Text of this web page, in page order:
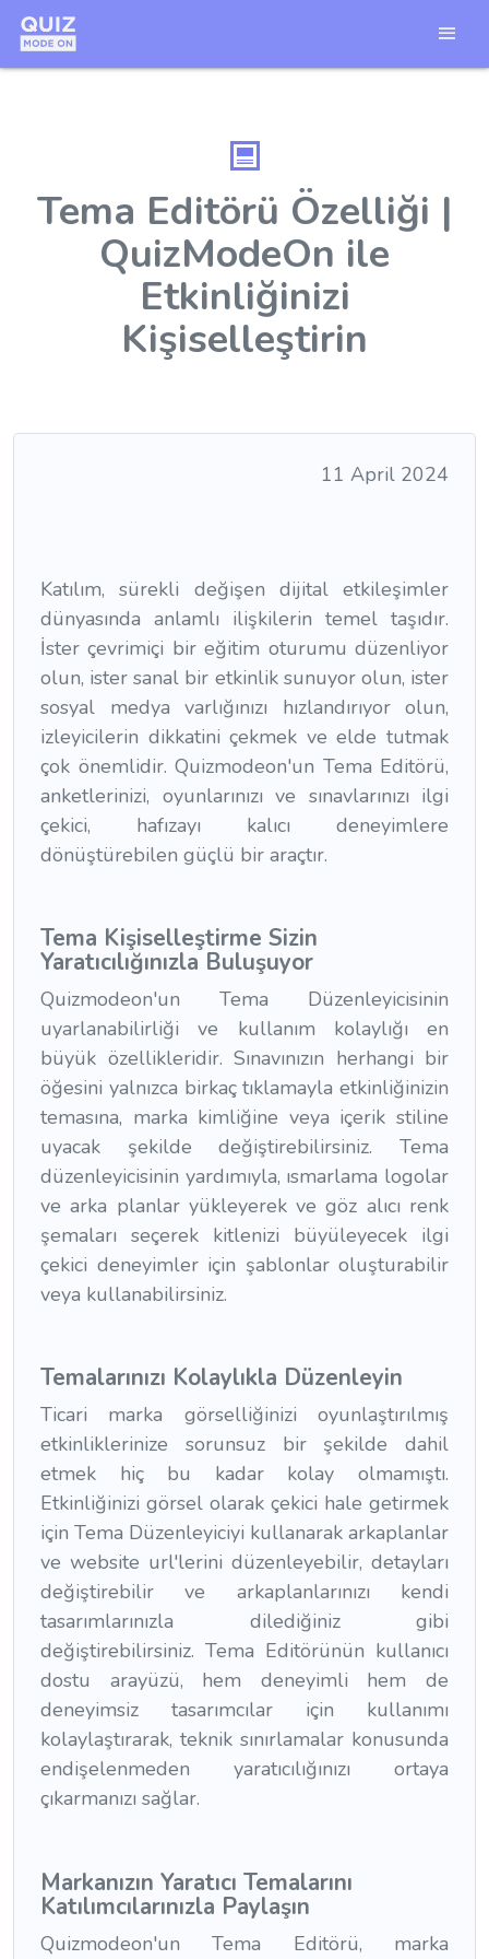
Tema Editörü Özelliği |
QuizModeOn ile
Etkinliğinizi
Kişiselleştirin
11 April 2024
Katılım, sürekli değişen dijital etkileşimler
dünyasında anlamlı ilişkilerin temel taşıdır.
İster çevrimiçi bir eğitim oturumu düzenliyor
olun, ister sanal bir etkinlik sunuyor olun, ister
sosyal medya varlığınızı hızlandırıyor olun,
izleyicilerin dikkatini çekmek ve elde tutmak
çok önemlidir. Quizmodeon'un Tema Editörü,
anketlerinizi, oyunlarınızı ve sınavlarınızı ilgi
çekici, hafızayı kalıcı deneyimlere
dönüştürebilen güçlü bir araçtır.
Tema Kişiselleştirme Sizin
Yaratıcılığınızla Buluşuyor
Quizmodeon'un Tema Düzenleyicisinin
uyarlanabilirliği ve kullanım kolaylığı en
büyük özellikleridir. Sınavınızın herhangi bir
öğesini yalnızca birkaç tıklamayla etkinliğinizin
temasına, marka kimliğine veya içerik stiline
uyacak şekilde değiştirebilirsiniz. Tema
düzenleyicisinin yardımıyla, ısmarlama logolar
ve arka planlar yükleyerek ve göz alıcı renk
şemaları seçerek kitlenizi büyüleyecek ilgi
çekici deneyimler için şablonlar oluşturabilir
veya kullanabilirsiniz.
Temalarınızı Kolaylıkla Düzenleyin
Ticari marka görselliğinizi oyunlaştırılmış
etkinliklerinize sorunsuz bir şekilde dahil
etmek hiç bu kadar kolay olmamıştı.
Etkinliğinizi görsel olarak çekici hale getirmek
için Tema Düzenleyiciyi kullanarak arkaplanlar
ve website url'lerini düzenleyebilir, detayları
değiştirebilir ve arkaplanlarınızı kendi
tasarımlarınızla dilediğiniz gibi
değiştirebilirsiniz. Tema Editörünün kullanıcı
dostu arayüzü, hem deneyimli hem de
deneyimsiz tasarımcılar için kullanımı
kolaylaştırarak, teknik sınırlamalar konusunda
endişelenmeden yaratıcılığınızı ortaya
çıkarmanızı sağlar.
Markanızın Yaratıcı Temalarını
Katılımcılarınızla Paylaşın
Quizmodeon'un Tema Editörü, marka